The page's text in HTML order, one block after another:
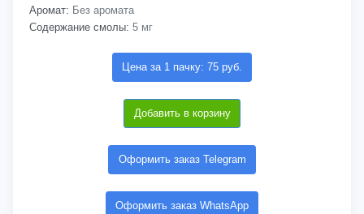
Аромат: Без аромата
Содержание смолы: 5 мг
Цена за 1 пачку: 75 руб.
Добавить в корзину
Оформить заказ Telegram
Оформить заказ WhatsApp